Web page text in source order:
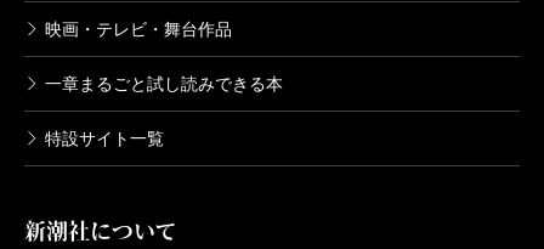
映画・テレビ・舞台作品
一章まるごと試し読みできる本
特設サイト一覧
新潮社について